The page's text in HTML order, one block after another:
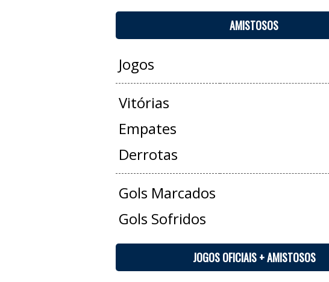
AMISTOSOS
Jogos
Vitórias
Empates
Derrotas
Gols Marcados
Gols Sofridos
JOGOS OFICIAIS + AMISTOSOS